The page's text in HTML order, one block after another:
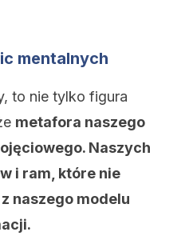
mentalnych
to nie tylko figura
metafora naszego
Naszych
i ram, które nie
naszego modelu